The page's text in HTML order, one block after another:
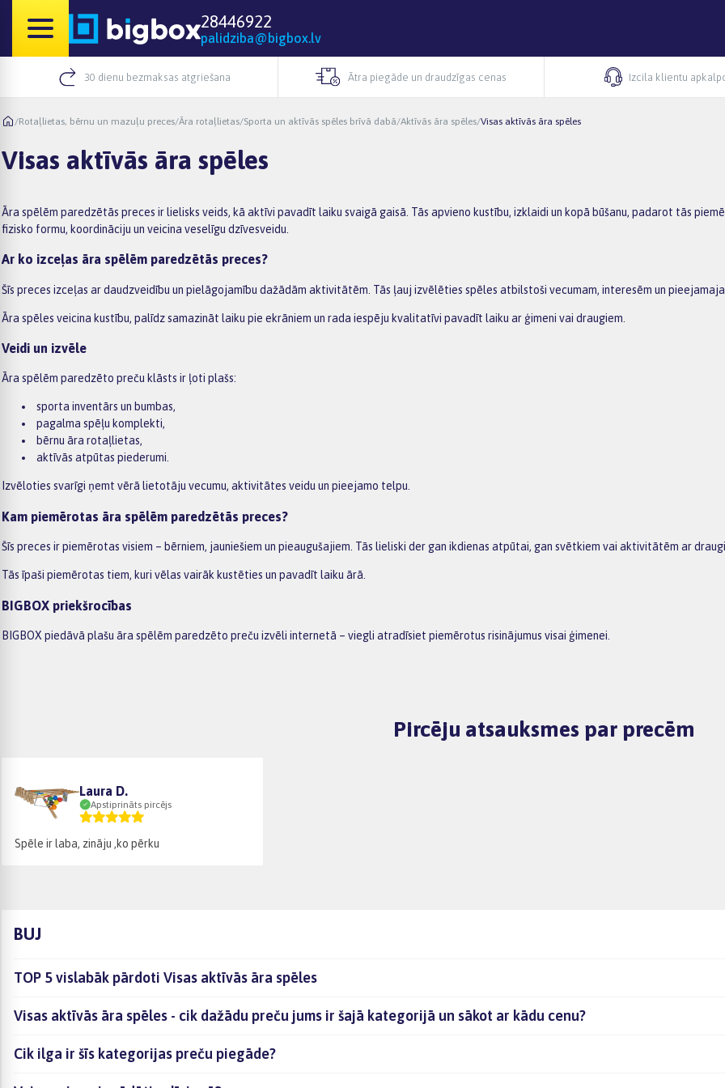
28446922
palidziba@bigbox.lv
30 dienu bezmaksas atgriešana Ātra piegāde un draudzīgas cenas Izcila klientu
/Rotaļlietas, bērnu un mazuļu preces/Āra rotaļlietas/Sporta un aktīvās spēles brīvā dabā/Aktīvās āra spēles/Visas aktīvās āra spēles
Visas aktīvās āra spēles
Āra spēlēm paredzētās preces ir lielisks veids, kā aktīvi pavadīt laiku svaigā gaisā. Tās apvieno kustību, izklaidi un kopā būšanu, padarot tās
fizisko formu, koordināciju un veicina veselīgu dzīvesveidu.
Ar ko izceļas āra spēlēm paredzētās preces?
Šīs preces izceļas ar daudzveidību un pielāgojamību dažādām aktivitātēm. Tās ļauj izvēlēties spēles atbilstoši vecumam, interesēm un
Āra spēles veicina kustību, palīdz samazināt laiku pie ekrāniem un rada iespēju kvalitatīvi pavadīt laiku ar ģimeni vai draugiem.
Veidi un izvēle
Āra spēlēm paredzēto preču klāsts ir ļoti plašs:
sporta inventārs un bumbas,
pagalma spēļu komplekti,
bērnu āra rotaļlietas,
aktīvās atpūtas piederumi.
Izvēloties svarīgi ņemt vērā lietotāju vecumu, aktivitātes veidu un pieejamo telpu.
Kam piemērotas āra spēlēm paredzētās preces?
Šīs preces ir piemērotas visiem – bērniem, jauniešiem un pieaugušajiem. Tās lieliski der gan ikdienas atpūtai, gan svētkiem vai aktivitātēm ar
Tās īpaši piemērotas tiem, kuri vēlas vairāk kustēties un pavadīt laiku ārā.
BIGBOX priekšrocības
BIGBOX piedāvā plašu āra spēlēm paredzēto preču izvēli internetā – viegli atradīsiet piemērotus risinājumus visai ģimenei.
Pircēju atsauksmes par precēm
Laura D.
Apstiprināts pircējs
Spēle ir laba, zināju ,ko pērku
BUJ
TOP 5 vislabāk pārdoti Visas aktīvās āra spēles
Visas aktīvās āra spēles - cik dažādu preču jums ir šajā kategorijā un sākot ar kādu cenu?
Cik ilga ir šīs kategorijas preču piegāde?